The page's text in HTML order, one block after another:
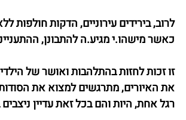
לרוב, בירידים עירוניים, הדקות
כאשר מישהו.י מגיע.ה להתבונן,
זו זכות לחזות בהתלהבות ואושר של
את האיורים, מתרגשים למצוא את
רגל אחת, היות והם בכל זאת עדיין ניצבים